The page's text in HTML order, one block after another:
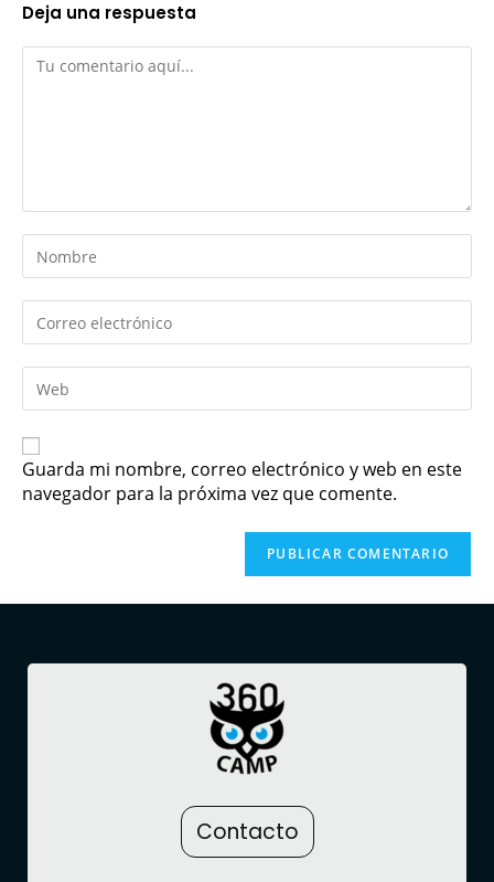
Deja una respuesta
Guarda mi nombre, correo electrónico y web en este
navegador para la próxima vez que comente.
Contacto